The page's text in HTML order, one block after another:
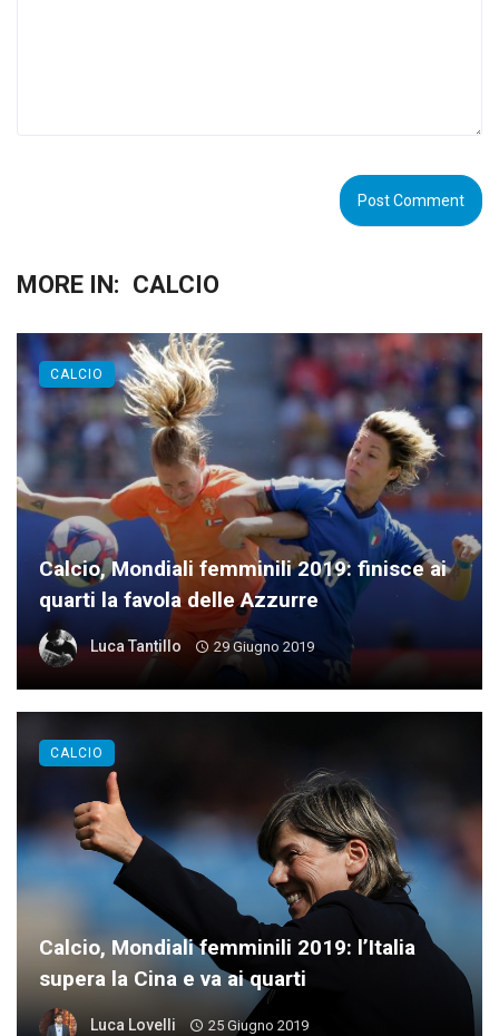
MORE IN: CALCIO
Calcio, Mondiali femminili 2019: finisce ai
quarti la favola delle Azzurre
Luca Tantillo 29 Giugno 2019
CALCIO
Calcio, Mondiali femminili 2019: l’Italia
supera la Cina e va ai quarti
Luca Lovelli 25 Giugno 2019
CALCIO